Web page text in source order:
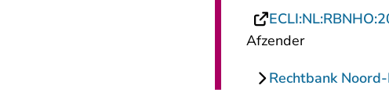
Afzender
Rechtbank